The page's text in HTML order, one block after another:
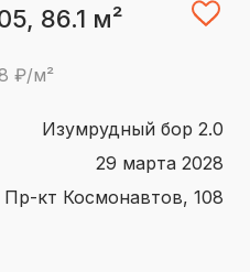
86.1 м²
₽/м²
Изумрудный бор 2.0
29 марта 2028
пр-кт Космонавтов, 108